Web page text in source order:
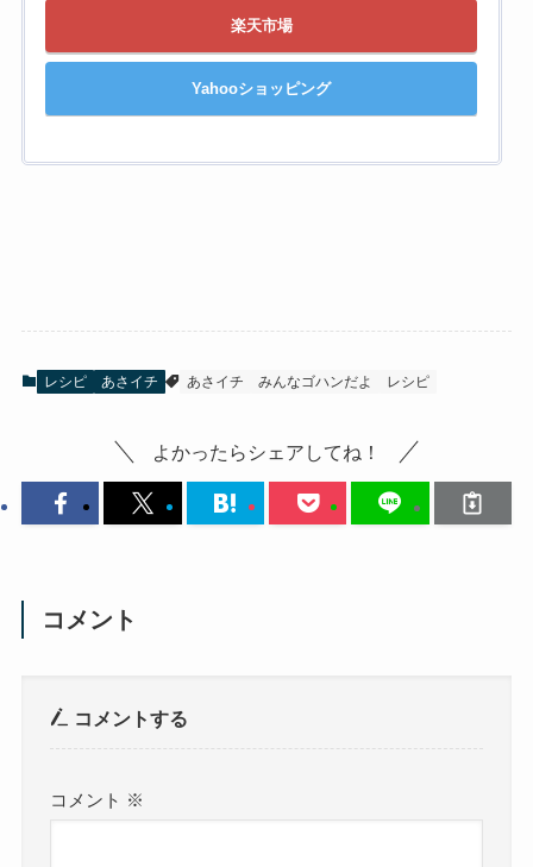
楽天市場
Yahooショッピング
レシピ あさイチ あさイチ みんなゴハンだよ レシピ
よかったらシェアしてね！
コメント
コメントする
コメント ※